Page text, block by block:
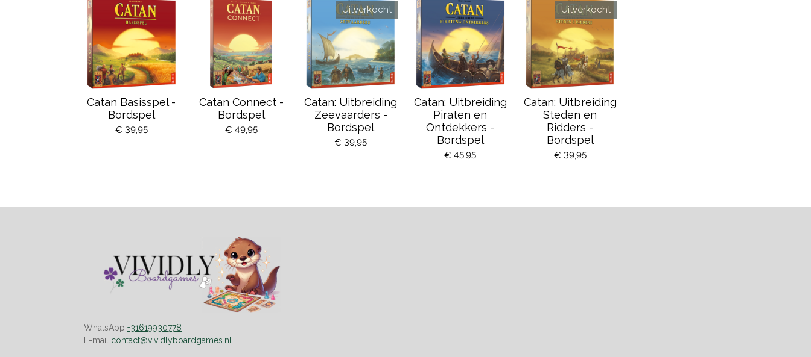
Catan Basisspel -
Bordspel
€ 39,95
Catan Connect -
Bordspel
€ 49,95
Uitverkocht
Catan: Uitbreiding
Zeevaarders -
Bordspel
€ 39,95
Catan: Uitbreiding
Piraten en
Ontdekkers -
Bordspel
€ 45,95
Uitverkocht
Catan: Uitbreiding
Steden en
Ridders -
Bordspel
€ 39,95
WhatsApp +31619930778
E-mail contact@vividlyboardgames.nl